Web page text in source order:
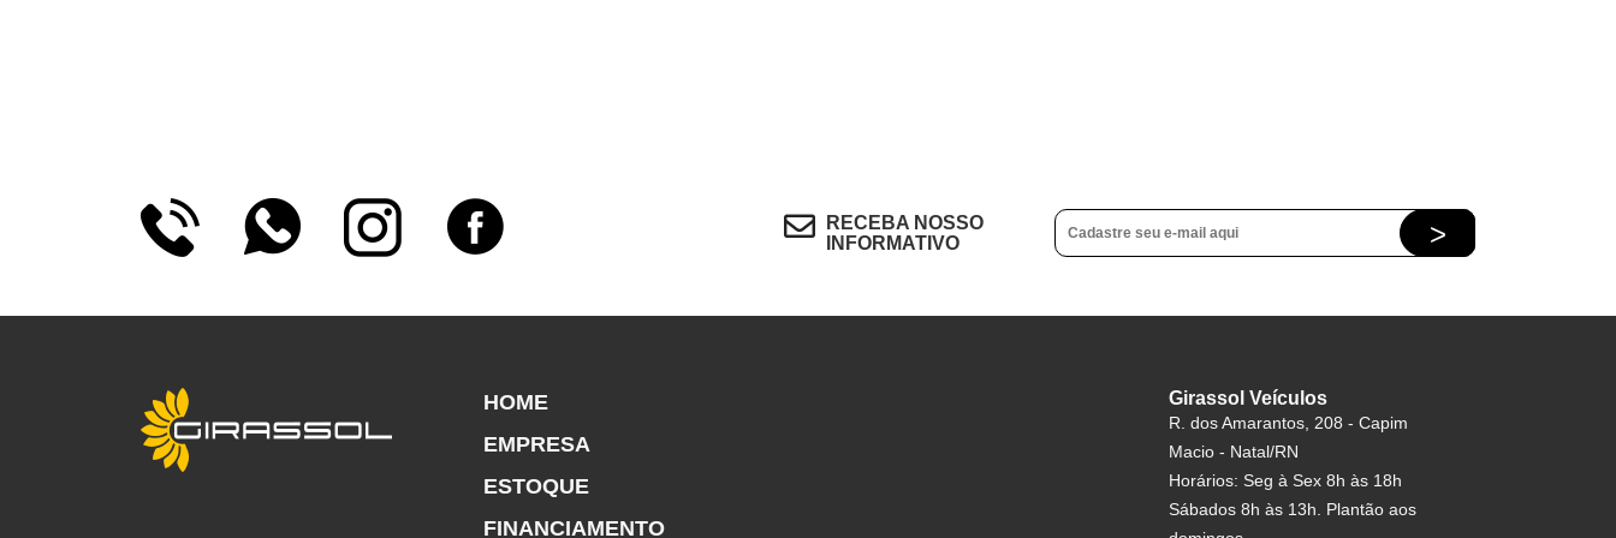
RECEBA NOSSO
INFORMATIVO
HOME
EMPRESA
ESTOQUE
FINANCIAMENTO
Girassol Veículos
R. dos Amarantos, 208 - Capim
Macio - Natal/RN
Horários: Seg à Sex 8h às 18h
Sábados 8h às 13h. Plantão aos